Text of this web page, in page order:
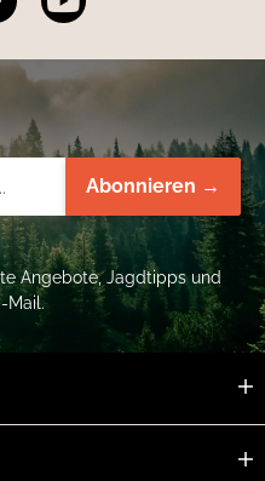
Abonnieren →
Angebote, Jagdtipps und
Mail.